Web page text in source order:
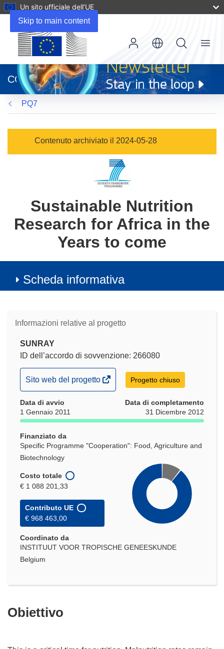
Skip to main content
Un sito ufficiale dell’UE
apre
in
una
nuova
finestra)
CORDIS
Menu
PQ7
Contenuto archiviato il 2024-05-28
Sustainable Nutrition
Research for Africa in the
Years to come
Scheda informativa
Informazioni relative al progetto
SUNRAY
ID dell’accordo di sovvenzione: 266080
(si
apre
in
una
finestra)
Sito web del progetto Progetto chiuso
Data di avvio
1 Gennaio 2011
Data di completamento
31 Dicembre 2012
Finanziato da
Specific Programme "Cooperation": Food, Agriculture and
Biotechnology
Costo totale
€ 1 088 201,33
Contributo UE
€ 968 463,00
Coordinato da
INSTITUUT VOOR TROPISCHE GENEESKUNDE
Belgium
Obiettivo